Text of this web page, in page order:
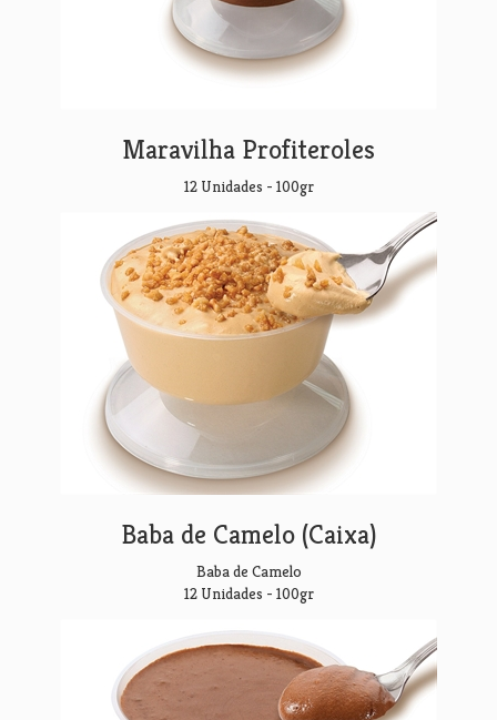
Maravilha Profiteroles
12 Unidades - 100gr
Baba de Camelo (Caixa)
Baba de Camelo
12 Unidades - 100gr